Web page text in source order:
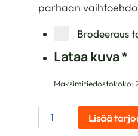
parhaan
Brodeeraus
Lataa kuva*
Maksimitiedostokoko:
PRINTER
LAYBACK
Lisää